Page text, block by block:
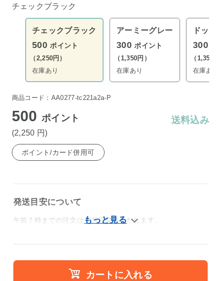
チェックブラック
チェックブラック
500ポイント
（2,250円）
在庫あり
アーミーグレー
300ポイント
（1,350円）
在庫あり
ドット
300
（1,350
在庫あり
商品コード：AA0277-tc221a2a-P
500 ポイント
(2,250 円)
送料込み
ポイント/カード併用可
発送目安について
午前７時までの注文は、当日発送いたします。
カートに入れる